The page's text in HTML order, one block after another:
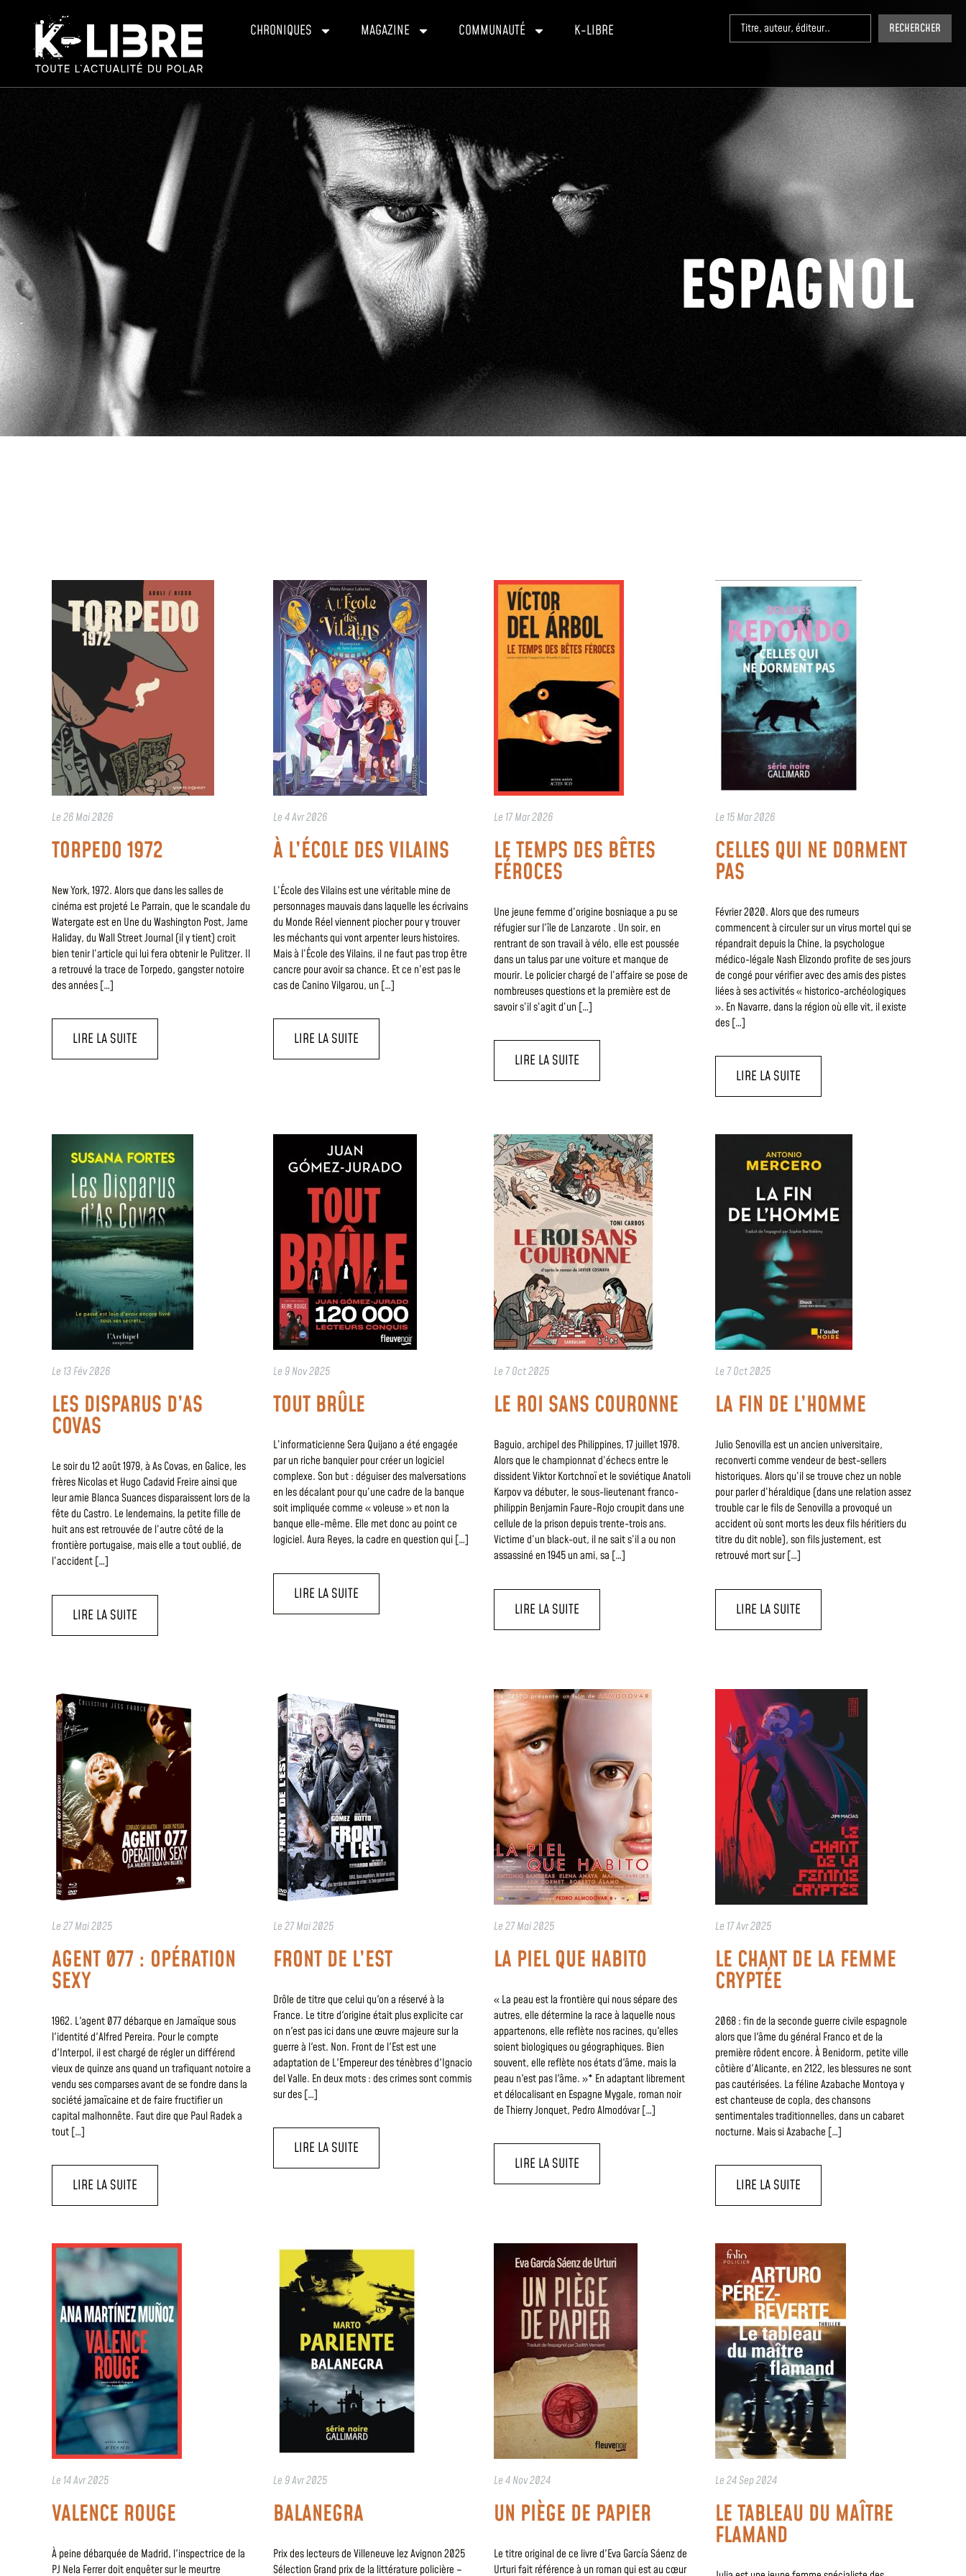
CHRONIQUES MAGAZINE COMMUNAUTÉ K-LIBRE RECHERCHER
ESPAGNOL
Le26 Mai 2026
TORPEDO 1972
New York, 1972. Alors que dans les salles de
cinéma est projeté Le Parrain, que le scandale du
Watergate est en Une du Washington Post, Jame
Haliday, du Wall Street Journal (il y tient) croit
bien tenir l’article qui lui fera obtenir le Pulitzer. Il
a retrouvé la trace de Torpedo, gangster notoire
des années […]
LIRE LA SUITE
Le4 Avr 2026
À L’ÉCOLE DES VILAINS
L’École des Vilains est une véritable mine de
personnages mauvais dans laquelle les écrivains
du Monde Réel viennent piocher pour y trouver
les méchants qui vont arpenter leurs histoires.
Mais à l’École des Vilains, il ne faut pas trop être
cancre pour avoir sa chance. Et ce n’est pas le
cas de Canino Vilgarou, un […]
LIRE LA SUITE
Le 17 Mar 2026
LE TEMPS DES BÊTES
FÉROCES
Une jeune femme d’origine bosniaque a pu se
réfugier sur l’île de Lanzarote . Un soir, en
rentrant de son travail à vélo, elle est poussée
dans un talus par une voiture et manque de
mourir. Le policier chargé de l’affaire se pose de
nombreuses questions et la première est de
savoir s’il s’agit d’un […]
LIRE LA SUITE
Le 15 Mar 2026
CELLES QUI NE DORMENT
PAS
Février 2020. Alors que des rumeurs
commencent à circuler sur un virus mortel qui se
répandrait depuis la Chine, la psychologue
médico-légale Nash Elizondo profite de ses jours
de congé pour vérifier avec des amis des pistes
liées à ses activités « historico-archéologiques
». En Navarre, dans la région où elle vit, il existe
des […]
LIRE LA SUITE
Le 13 Fév 2026
LES DISPARUS D’AS
COVAS
Le soir du 12 août 1979, à As Covas, en Galice, les
frères Nicolas et Hugo Cadavid Freire ainsi que
leur amie Blanca Suances disparaissent lors de la
fête du Castro. Le lendemains, la petite fille de
huit ans est retrouvée de l’autre côté de la
frontière portugaise, mais elle a tout oublié, de
l’accident […]
LIRE LA SUITE
Le 9 Nov 2025
TOUT BRÛLE
L’informaticienne Sera Quijano a été engagée
par un riche banquier pour créer un logiciel
complexe. Son but : déguiser des malversations
en les décalant pour qu’une cadre de la banque
soit impliquée comme « voleuse » et non la
banque elle-même. Elle met donc au point ce
logiciel. Aura Reyes, la cadre en question qui […]
LIRE LA SUITE
Le 7 Oct 2025
LE ROI SANS COURONNE
Baguio, archipel des Philippines, 17 juillet 1978.
Alors que le championnat d’échecs entre le
dissident Viktor Kortchnoï et le soviétique Anatoli
Karpov va débuter, le sous-lieutenant franco-
philippin Benjamin Faure-Rojo croupit dans une
cellule de la prison depuis trente-trois ans.
Victime d’un black-out, il ne sait s’il a ou non
assassiné en 1945 un ami, sa […]
LIRE LA SUITE
Le 7 Oct 2025
LA FIN DE L’HOMME
Julio Senovilla est un ancien universitaire,
reconverti comme vendeur de best-sellers
historiques. Alors qu’il se trouve chez un noble
pour parler d’héraldique (dans une relation assez
trouble car le fils de Senovilla a provoqué un
accident où sont morts les deux fils héritiers du
titre du dit noble), son fils justement, est
retrouvé mort sur […]
LIRE LA SUITE
Le27 Mai 2025
AGENT 077 : OPÉRATION
SEXY
1962. L'agent 077 débarque en Jamaïque sous
l'identité d'Alfred Pereira. Pour le compte
d'Interpol, il est chargé de régler un différend
vieux de quinze ans quand un trafiquant notoire a
vendu ses comparses avant de se fondre dans la
société jamaïcaine et de faire fructifier un
capital malhonnête. Faut dire que Paul Radek a
tout […]
LIRE LA SUITE
Le27 Mai 2025
FRONT DE L’EST
Drôle de titre que celui qu'on a réservé à la
France. Le titre d'origine était plus explicite car
on n'est pas ici dans une œuvre majeure sur la
guerre à l'est. Non. Front de l'Est est une
adaptation de L'Empereur des ténèbres d'Ignacio
del Valle. En deux mots : des crimes sont commis
sur des […]
LIRE LA SUITE
Le27 Mai 2025
LA PIEL QUE HABITO
« La peau est la frontière qui nous sépare des
autres, elle détermine la race à laquelle nous
appartenons, elle reflète nos racines, qu'elles
soient biologiques ou géographiques. Bien
souvent, elle reflète nos états d'âme, mais la
peau n'est pas l'âme. »* En adaptant librement
et délocalisant en Espagne Mygale, roman noir
de Thierry Jonquet, Pedro Almodóvar […]
LIRE LA SUITE
Le 17 Avr 2025
LE CHANT DE LA FEMME
CRYPTÉE
2068 : fin de la seconde guerre civile espagnole
alors que l'âme du général Franco et de la
première rôdent encore. À Benidorm, petite ville
côtière d'Alicante, en 2122, les blessures ne sont
pas cautérisées. La féline Azabache Montoya y
est chanteuse de copla, des chansons
sentimentales traditionnelles, dans un cabaret
nocturne. Mais si Azabache […]
LIRE LA SUITE
Le 14 Avr 2025
VALENCE ROUGE
À peine débarquée de Madrid, l'inspectrice de la
PJ Nela Ferrer doit enquêter sur le meurtre
Le 9 Avr 2025
BALANEGRA
Prix des lecteurs de Villeneuve lez Avignon 2025
Sélection Grand prix de la littérature policière –
Le4 Nov 2024
UN PIÈGE DE PAPIER
Le titre original de ce livre d'Eva García Sáenz de
Urturi fait référence à un roman qui est au cœur
Le24 Sep 2024
LE TABLEAU DU MAÎTRE
FLAMAND